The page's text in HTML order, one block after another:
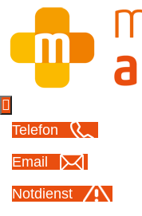

Telefon
Email
Notdienst